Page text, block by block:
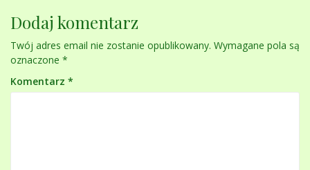
Dodaj komentarz
Twój adres email nie zostanie opublikowany. Wymagane pola są
oznaczone *
Komentarz *